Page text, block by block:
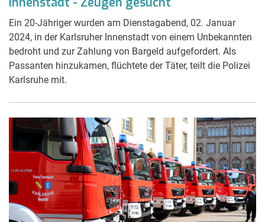
Ein 20-Jähriger wurden am Dienstagabend, 02. Januar
2024, in der Karlsruher Innenstadt von einem Unbekannten
bedroht und zur Zahlung von Bargeld aufgefordert. Als
Passanten hinzukamen, flüchtete der Täter, teilt die Polizei
Karlsruhe mit.